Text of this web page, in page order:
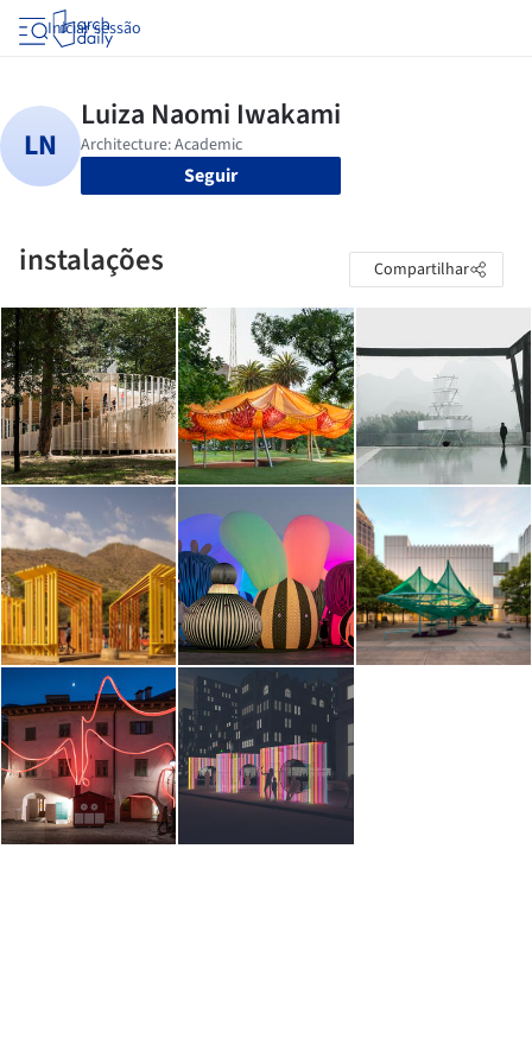
Iniciar sessão
Seguir
instalações Compartilhar